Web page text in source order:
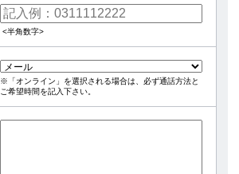
<半角数字>
※「オンライン」を選択される場合は、必ず通話方法と
ご希望時間を記入下さい。